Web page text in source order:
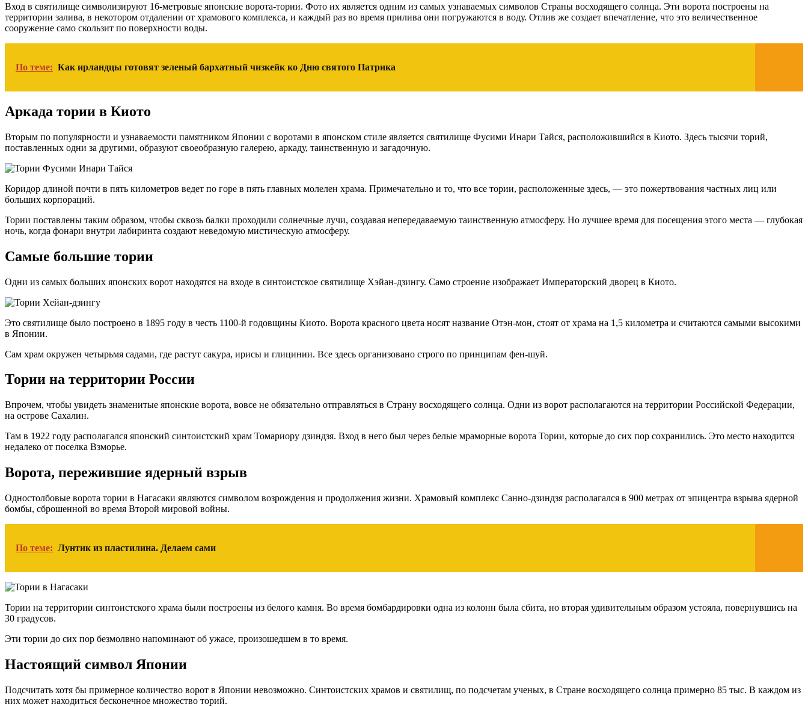
Вход в святилище символизируют 16-метровые японские ворота-тории. Фото их является одним из самых узнаваемых символов Страны восходящего солнца. Эти ворота построены на
территории залива, в некотором отдалении от храмового комплекса, и каждый раз во время прилива они погружаются в воду. Отлив же создает впечатление, что это величественное
сооружение само скользит по поверхности воды.
По теме: Как ирландцы готовят зеленый бархатный чизкейк ко Дню святого Патрика
Аркада тории в Киото
Вторым по популярности и узнаваемости памятником Японии с воротами в японском стиле является святилище Фусими Инари Тайся, расположившийся в Киото. Здесь тысячи торий,
поставленных одни за другими, образуют своеобразную галерею, аркаду, таинственную и загадочную.
Коридор длиной почти в пять километров ведет по горе в пять главных молелен храма. Примечательно и то, что все тории, расположенные здесь, — это пожертвования частных лиц или
больших корпораций.
Тории поставлены таким образом, чтобы сквозь балки проходили солнечные лучи, создавая непередаваемую таинственную атмосферу. Но лучшее время для посещения этого места — глубокая
ночь, когда фонари внутри лабиринта создают неведомую мистическую атмосферу.
Самые большие тории
Одни из самых больших японских ворот находятся на входе в синтоистское святилище Хэйан-дзингу. Само строение изображает Императорский дворец в Киото.
Это святилище было построено в 1895 году в честь 1100-й годовщины Киото. Ворота красного цвета носят название Отэн-мон, стоят от храма на 1,5 километра и считаются самыми высокими
в Японии.
Сам храм окружен четырьмя садами, где растут сакура, ирисы и глицинии. Все здесь организовано строго по принципам фен-шуй.
Тории на территории России
Впрочем, чтобы увидеть знаменитые японские ворота, вовсе не обязательно отправляться в Страну восходящего солнца. Одни из ворот располагаются на территории Российской Федерации,
на острове Сахалин.
Там в 1922 году располагался японский синтоистский храм Томариору дзиндзя. Вход в него был через белые мраморные ворота Тории, которые до сих пор сохранились. Это место находится
недалеко от поселка Взморье.
Ворота, пережившие ядерный взрыв
Одностолбовые ворота тории в Нагасаки являются символом возрождения и продолжения жизни. Храмовый комплекс Санно-дзиндзя располагался в 900 метрах от эпицентра взрыва ядерной
бомбы, сброшенной во время Второй мировой войны.
По теме: Лунтик из пластилина. Делаем сами
Тории на территории синтоистского храма были построены из белого камня. Во время бомбардировки одна из колонн была сбита, но вторая удивительным образом устояла, повернувшись на
30 градусов.
Эти тории до сих пор безмолвно напоминают об ужасе, произошедшем в то время.
Настоящий символ Японии
Подсчитать хотя бы примерное количество ворот в Японии невозможно. Синтоистских храмов и святилищ, по подсчетам ученых, в Стране восходящего солнца примерно 85 тыс. В каждом из
них может находиться бесконечное множество торий.